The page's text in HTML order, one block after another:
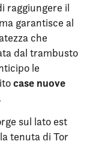
raggiungere il
garantisce al
che
dal trambusto
le
case nuove
sul lato est
tenuta di Tor